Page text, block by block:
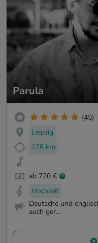
Parula
(45)
Leipzig
126 km
ab 720 €
Hochzeit
Deutsche und
auch ger...